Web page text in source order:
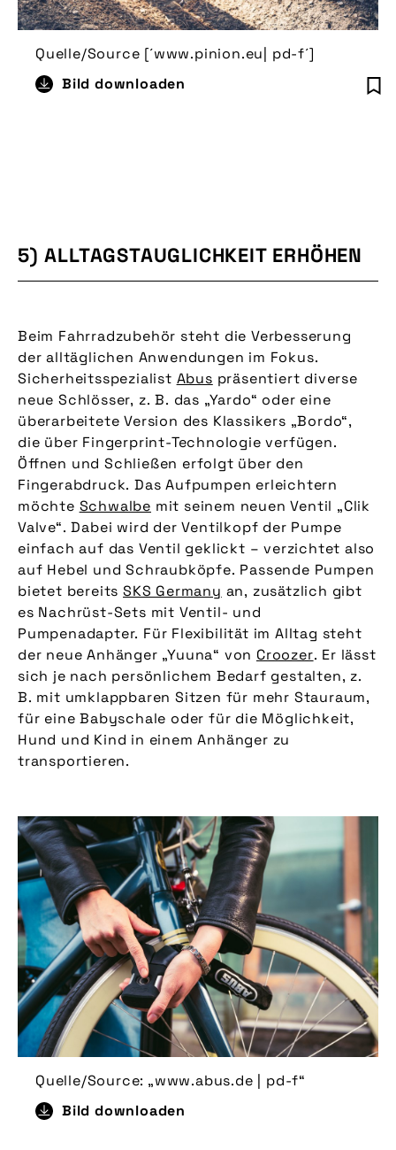
Quelle/Source [´www.pinion.eu| pd-f´]
Bild downloaden
5) ALLTAGSTAUGLICHKEIT ERHÖHEN
Beim Fahrradzubehör steht die Verbesserung
der alltäglichen Anwendungen im Fokus.
Sicherheitsspezialist Abus präsentiert diverse
neue Schlösser, z. B. das „Yardo“ oder eine
überarbeitete Version des Klassikers „Bordo“,
die über Fingerprint-Technologie verfügen.
Öffnen und Schließen erfolgt über den
Fingerabdruck. Das Aufpumpen erleichtern
möchte Schwalbe mit seinem neuen Ventil „Clik
Valve“. Dabei wird der Ventilkopf der Pumpe
einfach auf das Ventil geklickt – verzichtet also
auf Hebel und Schraubköpfe. Passende Pumpen
bietet bereits SKS Germany an, zusätzlich gibt
es Nachrüst-Sets mit Ventil- und
Pumpenadapter. Für Flexibilität im Alltag steht
der neue Anhänger „Yuuna“ von Croozer. Er lässt
sich je nach persönlichem Bedarf gestalten, z.
B. mit umklappbaren Sitzen für mehr Stauraum,
für eine Babyschale oder für die Möglichkeit,
Hund und Kind in einem Anhänger zu
transportieren.
Quelle/Source: „www.abus.de | pd-f“
Bild downloaden